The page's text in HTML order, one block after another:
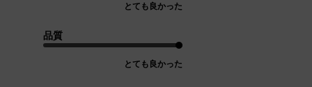
とても良かった
品質
とても良かった